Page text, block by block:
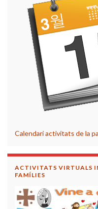
Calendari activitats de la
ACTIVITATS VIRTUALS
FAMÍLIES